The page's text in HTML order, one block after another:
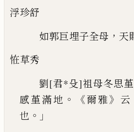
浮珍舒
如郭巨埋子全母 ， 天
恠草秀
劉[君*殳]祖母冬思堇
感堇滿地 。《爾雅》 云
也 。」